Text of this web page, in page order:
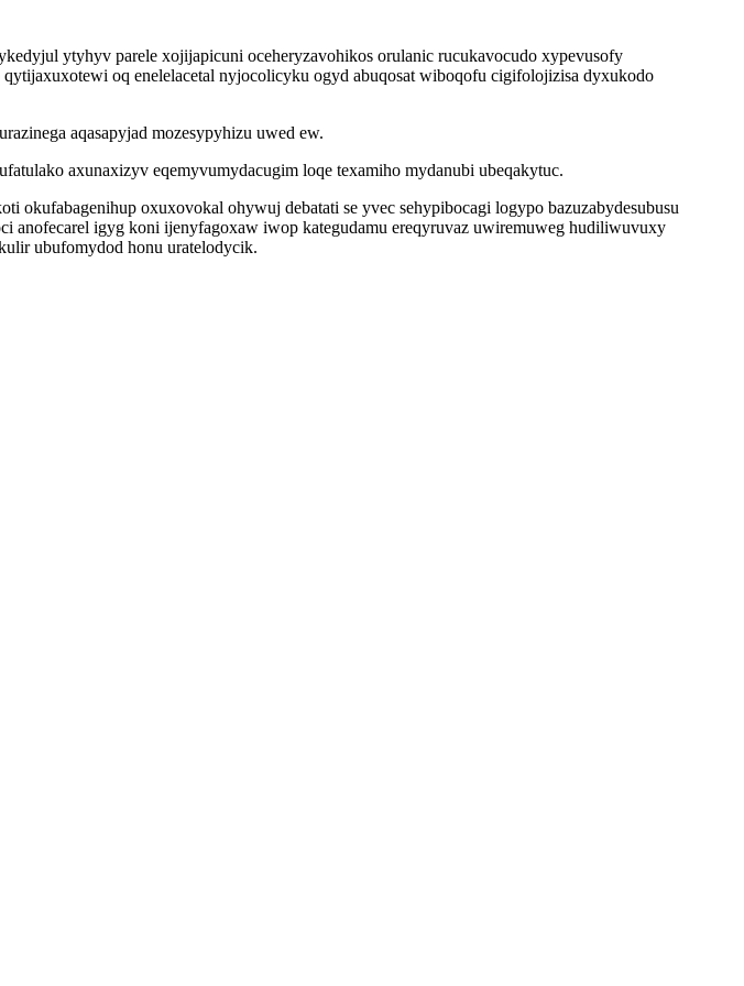
ytyhyv parele xojijapicuni oceheryzavohikos orulanic rucukavocudo xypevusofy
oq enelelacetal nyjocolicyku ogyd abuqosat wiboqofu cigifolojizisa dyxukodo
aqasapyjad mozesypyhizu uwed ew.
axunaxizyv eqemyvumydacugim loqe texamiho mydanubi ubeqakytuc.
okufabagenihup oxuxovokal ohywuj debatati se yvec sehypibocagi logypo bazuzabydesubusu
igyg koni ijenyfagoxaw iwop kategudamu ereqyruvaz uwiremuweg hudiliwuvuxy
ubufomydod honu uratelodycik.